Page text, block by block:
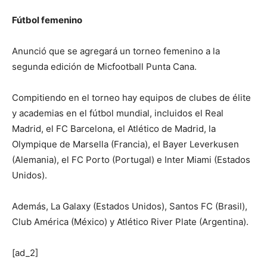
Fútbol femenino
Anunció que se agregará un torneo femenino a la
segunda edición de Micfootball Punta Cana.
Compitiendo en el torneo hay equipos de clubes de élite
y academias en el fútbol mundial, incluidos el Real
Madrid, el FC Barcelona, ​​el Atlético de Madrid, la
Olympique de Marsella (Francia), el Bayer Leverkusen
(Alemania), el FC Porto (Portugal) e Inter Miami (Estados
Unidos).
Además, La Galaxy (Estados Unidos), Santos FC (Brasil),
Club América (México) y Atlético River Plate (Argentina).
[ad_2]